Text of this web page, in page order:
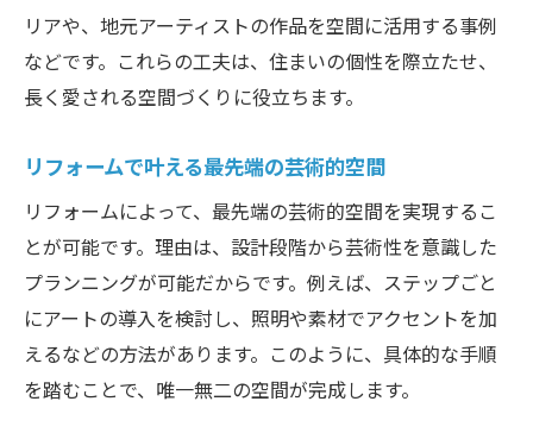
リアや、地元アーティストの作品を空間に活用する事例
などです。これらの工夫は、住まいの個性を際立たせ、
長く愛される空間づくりに役立ちます。
リフォームで叶える最先端の芸術的空間
リフォームによって、最先端の芸術的空間を実現するこ
とが可能です。理由は、設計段階から芸術性を意識した
プランニングが可能だからです。例えば、ステップごと
にアートの導入を検討し、照明や素材でアクセントを加
えるなどの方法があります。このように、具体的な手順
を踏むことで、唯一無二の空間が完成します。